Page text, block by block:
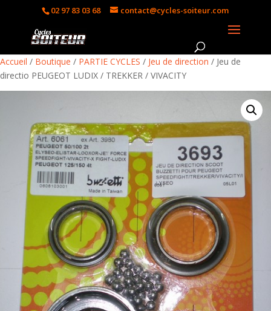
02 97 83 03 68 contact@cycles-soiteur.com
Accueil / Boutique / PARTIE CYCLES / Jeu de direction / Jeu de
directio PEUGEOT LUDIX / TREKKER / VIVACITY